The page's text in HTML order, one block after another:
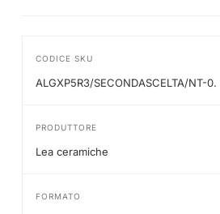
CODICE SKU
ALGXP5R3/SECONDASCELTA/NT-0.
PRODUTTORE
Lea ceramiche
FORMATO